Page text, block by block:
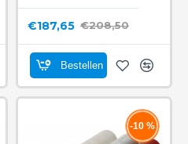
€187,65 €208,50
Bestellen
-10 %